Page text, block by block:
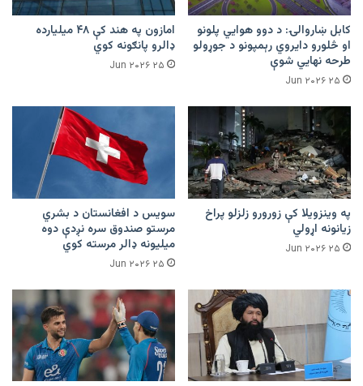
کابل ښاروالۍ: د دوو هوايي پلونو
او څلورو دایروي رېمپونو د جوړولو
طرحه نهایي شوې
۲۵ Jun ۲۰۲۶
امازون په هند کې ۴۸ میلیارده
ډالرو پانګونه کوي
۲۵ Jun ۲۰۲۶
په وینزویلا کې زورورو زلزلو پراخ
زیانونه اړولي
۲۵ Jun ۲۰۲۶
سویس د افغانستان د بشري
مرستو صندوق سره نږدې دوه
میلیونه ډالر مرسته کوي
۲۵ Jun ۲۰۲۶